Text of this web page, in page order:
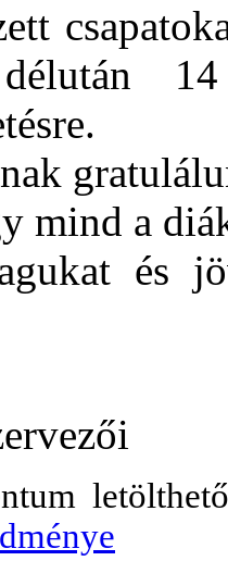
mind a
és